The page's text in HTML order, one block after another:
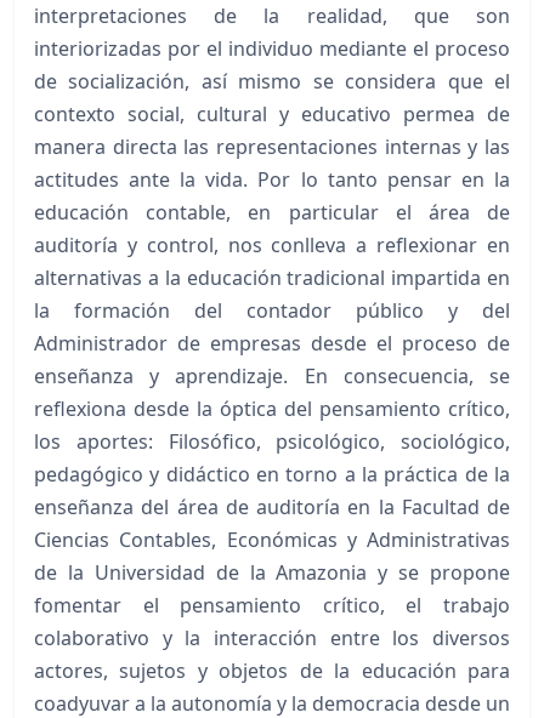
interpretaciones de la realidad, que son
interiorizadas por el individuo mediante el proceso
de socialización, así mismo se considera que el
contexto social, cultural y educativo permea de
manera directa las representaciones internas y las
actitudes ante la vida. Por lo tanto pensar en la
educación contable, en particular el área de
auditoría y control, nos conlleva a reflexionar en
alternativas a la educación tradicional impartida en
la formación del contador público y del
Administrador de empresas desde el proceso de
enseñanza y aprendizaje. En consecuencia, se
reflexiona desde la óptica del pensamiento crítico,
los aportes: Filosófico, psicológico, sociológico,
pedagógico y didáctico en torno a la práctica de la
enseñanza del área de auditoría en la Facultad de
Ciencias Contables, Económicas y Administrativas
de la Universidad de la Amazonia y se propone
fomentar el pensamiento crítico, el trabajo
colaborativo y la interacción entre los diversos
actores, sujetos y objetos de la educación para
coadyuvar a la autonomía y la democracia desde un